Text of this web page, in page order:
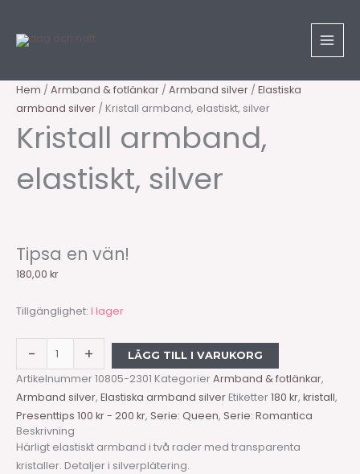
innehåll
Hem / Armband & fotlänkar / Armband silver / Elastiska
armband silver / Kristall armband, elastiskt, silver
Kristall armband,
elastiskt, silver
Tipsa en vän!
180,00 kr
Tillgänglighet: I lager
-
elastiskt,
mängd
+ LÄGG TILL I VARUKORG
Artikelnummer10805-2301 KategorierArmband & fotlänkar,
Armband silver, Elastiska armband silver Etiketter180 kr, kristall,
Presenttips 100 kr - 200 kr, Serie: Queen, Serie: Romantica
Beskrivning
Härligt elastiskt armband i två rader med transparenta
kristaller. Detaljer i silverplätering.